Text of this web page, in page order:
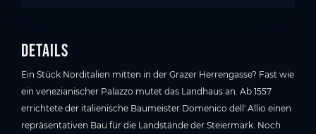
Details
Ein Stück Norditalien mitten in der Grazer Herrengasse? Fast wie
ein venezianischer Palazzo mutet das Landhaus an. Ab 1557
errichtete der italienische Baumeister Domenico dell' Allio einen
repräsentativen Bau für die Landstände der Steiermark. Noch